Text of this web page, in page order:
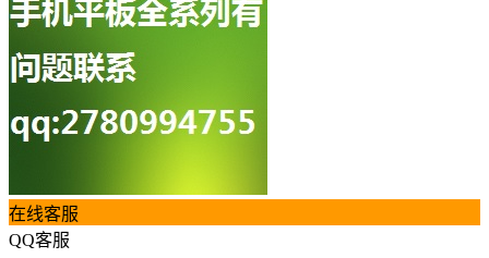
在线客服
QQ客服